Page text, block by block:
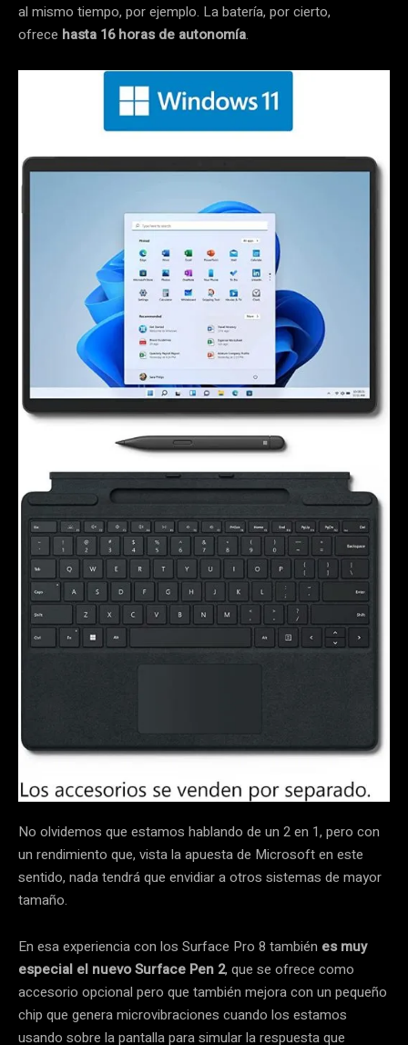
al mismo tiempo, por ejemplo. La batería, por cierto,
ofrece hasta 16 horas de autonomía.
No olvidemos que estamos hablando de un 2 en 1, pero con
un rendimiento que, vista la apuesta de Microsoft en este
sentido, nada tendrá que envidiar a otros sistemas de mayor
tamaño.
En esa experiencia con los Surface Pro 8 también es muy
especial el nuevo Surface Pen 2, que se ofrece como
accesorio opcional pero que también mejora con un pequeño
chip que genera microvibraciones cuando los estamos
usando sobre la pantalla para simular la respuesta que